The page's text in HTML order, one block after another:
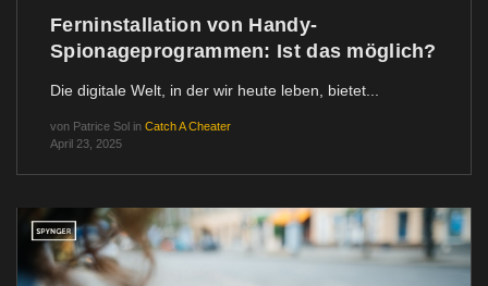
Ferninstallation von Handy-
Spionageprogrammen: Ist das möglich?
Die digitale Welt, in der wir heute leben, bietet...
von Patrice Sol in Catch A Cheater
April 23, 2025